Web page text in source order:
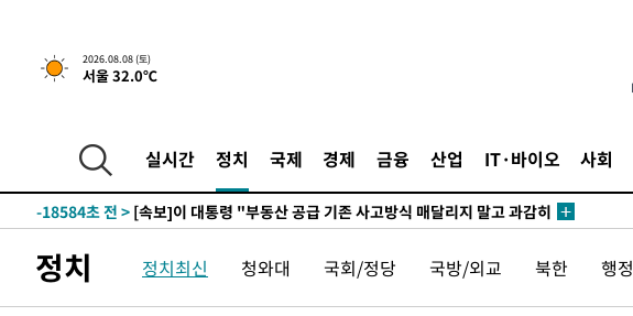
2026.08.08 (토)
서울 32.0℃
실시간 정치 국제 경제 금융 산업 IT·바이오 사회
1시간 전 >[속보]규제합리화위원회 부위원장에 김태유 서울대 공대 교수…이병태
-23273초 전 >
미 사업체 일자리, 7월에 2.3만개 순감하고 그 전 2개월 10.3만개
하향수정 (2보)
-22721초 전 >
↓
-18584초 전 > [속보]이 대통령 "부동산 공급 기존 사고방식 매달리지 말고 과감히
운드는 임시"
-9237초 전 >
"낮 기온 소폭 하락"…수도권 폭염중대경보, 폭염경보로 하향
-9201초 전 >[속보]이 대통령, '호우피해' 안동·의성 관할 4개 면 특별재난지역 선
정치 정치최신 청와대 국회/정당 국방/외교 북한 행정